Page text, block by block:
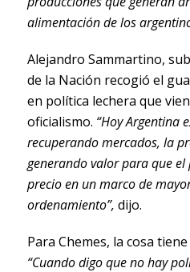
alimentación de los
Alejandro Sammartino,
de la Nación recogió el
en política lechera que
oficialismo. “Hoy Argentina
recuperando mercados, la
generando valor para que
precio en un marco de
ordenamiento”, dijo.
Para Chemes, la cosa
“Cuando digo que no hay